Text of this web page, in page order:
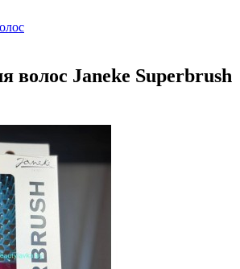
волос Janeke Superbrush